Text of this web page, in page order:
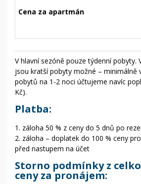
V hlavní sezóně pouze týdenní pobyty.
jsou kratší pobyty možné – minimálně
pobytů na 1-2 noci účtujeme navíc
Kč).
Platba:
1. záloha 50 % z ceny do 5 dnů po
2. záloha – doplatek do 100 % ceny
před nastupem na účet
Storno podmínky z
ceny za pronájem: